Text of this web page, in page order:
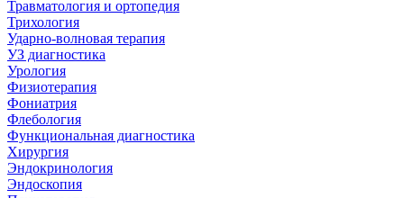
Травматология и ортопедия
Трихология
Ударно-волновая терапия
УЗ диагностика
Урология
Физиотерапия
Фониатрия
Флебология
Функциональная диагностика
Хирургия
Эндокринология
Эндоскопия